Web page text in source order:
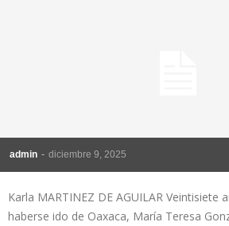
admin - diciembre 9, 2025
Karla MARTINEZ DE AGUILAR Veintisiete
haberse ido de Oaxaca, María Teresa